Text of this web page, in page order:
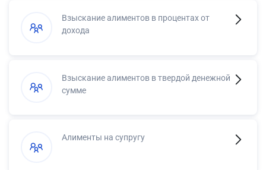
Взыскание алиментов в процентах от
дохода
Взыскание алиментов в твердой денежной
сумме
Алименты на супругу